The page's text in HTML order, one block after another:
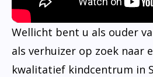
Wellicht bent u als ouder
als verhuizer op zoek naar
kwalitatief kindcentrum in